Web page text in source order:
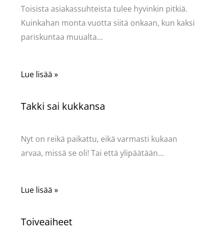
Toisista asiakassuhteista tulee hyvinkin pitkiä.
Kuinkahan monta vuotta siitä onkaan, kun kaksi
pariskuntaa muualta…
Lue lisää »
Takki sai kukkansa
Nyt on reikä paikattu, eikä varmasti kukaan
arvaa, missä se oli! Tai että ylipäätään…
Lue lisää »
Toiveaiheet